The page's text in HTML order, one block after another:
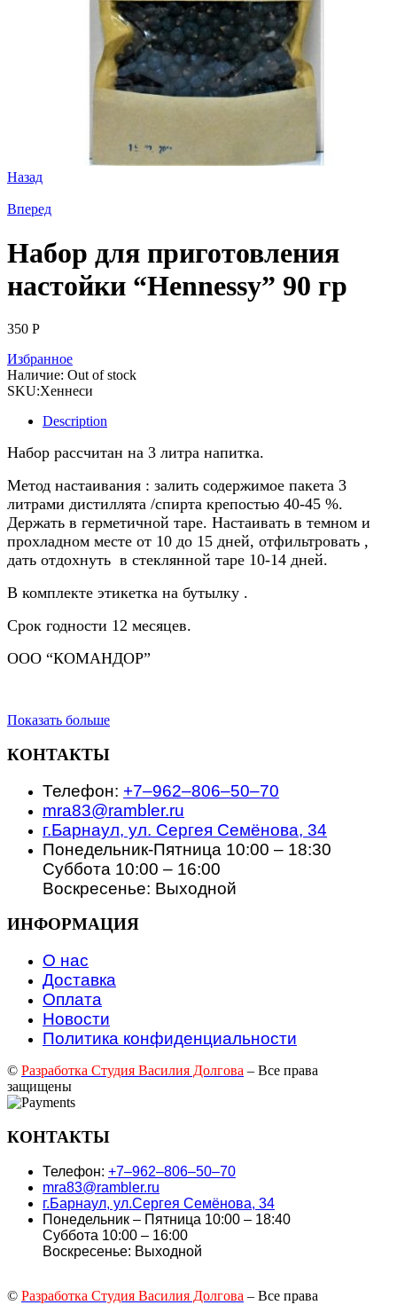
Назад
Вперед
Набор для приготовления
настойки “Hennessy” 90 гр
350 Р
Избранное
Наличие: Out of stock
SKU:Хеннеси
Description
Набор рассчитан на 3 литра напитка.
Метод настаивания : залить содержимое пакета 3
литрами дистиллята /спирта крепостью 40-45 %.
Держать в герметичной таре. Настаивать в темном и
прохладном месте от 10 до 15 дней, отфильтровать ,
дать отдохнуть в стеклянной таре 10-14 дней.
В комплекте этикетка на бутылку .
Срок годности 12 месяцев.
ООО “КОМАНДОР”
Показать больше
КОНТАКТЫ
Телефон: +7‒962‒806‒50‒70
mra83@rambler.ru
г.Барнаул, ул. Сергея Семёнова, 34
Понедельник-Пятница 10:00 – 18:30
Суббота 10:00 – 16:00
Воскресенье: Выходной
ИНФОРМАЦИЯ
О нас
Доставка
Оплата
Новости
Политика конфиденциальности
© Разработка Студия Василия Долгова – Все права
защищены
КОНТАКТЫ
Телефон: +7‒962‒806‒50‒70
mra83@rambler.ru
г.Барнаул, ул.Сергея Семёнова, 34
Понедельник – Пятница 10:00 – 18:40
Суббота 10:00 – 16:00
Воскресенье: Выходной
© Разработка Студия Василия Долгова – Все права